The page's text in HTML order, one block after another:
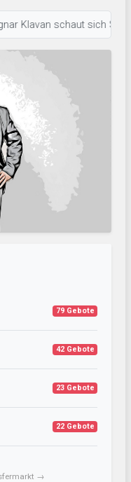
schaut sich
79 Gebote
42 Gebote
23 Gebote
22 Gebote
→